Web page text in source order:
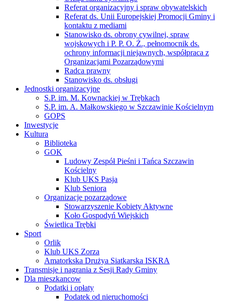
Referat organizacyjny i spraw obywatelskich
Referat ds. Unii Europejskiej Promocji Gminy i
kontaktu z mediami
Stanowisko ds. obrony cywilnej, spraw
wojskowych i P. P. O. Ż., pełnomocnik ds.
ochrony informacji niejawnych, współpraca z
Organizacjami Pozarządowymi
Radca prawny
Stanowisko ds. obsługi
Jednostki organizacyjne
S.P. im. M. Kownackiej w Trębkach
S.P. im. A. Małkowskiego w Szczawinie Kościelnym
GOPS
Inwestycje
Kultura
Biblioteka
GOK
Ludowy Zespół Pieśni i Tańca Szczawin
Kościelny
Klub UKS Pasja
Klub Seniora
Organizacje pozarządowe
Stowarzyszenie Kobiety Aktywne
Koło Gospodyń Wiejskich
Świetlica Trębki
Sport
Orlik
Klub UKS Zorza
Amatorkska Drużya Siatkarska ISKRA
Transmisje i nagrania z Sesji Rady Gminy
Dla mieszkancow
Podatki i opłaty
Podatek od nieruchomości